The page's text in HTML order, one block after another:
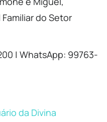
do Setor
| WhatsApp: 99763-
da Divina